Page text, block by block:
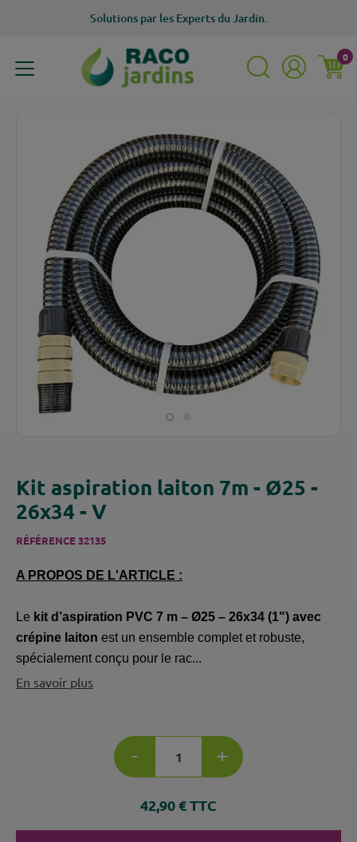
Solutions par les Experts du Jardin.
0
Kit aspiration laiton 7m - Ø25 -
26x34 - V
RÉFÉRENCE32135
A PROPOS DE L'ARTICLE :
Le kit d’aspiration PVC 7 m – Ø25 – 26x34 (1") avec
crépine laiton est un ensemble complet et robuste,
spécialement conçu pour le rac...
En savoir plus
- +
42,90 € TTC